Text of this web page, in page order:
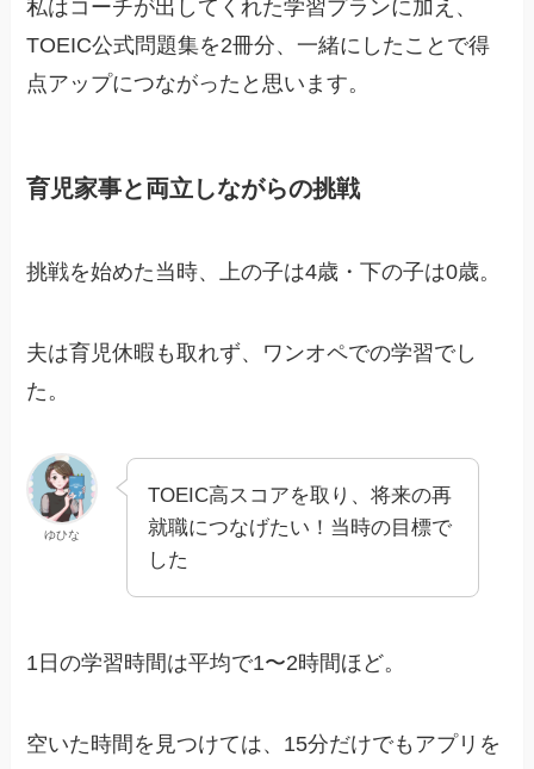
私はコーチが出してくれた学習プランに加え、
TOEIC公式問題集を2冊分、一緒にしたことで得
点アップにつながったと思います。
育児家事と両立しながらの挑戦
挑戦を始めた当時、上の子は4歳・下の子は0歳。
夫は育児休暇も取れず、ワンオペでの学習でし
た。
ゆひな
TOEIC高スコアを取り、将来の再
就職につなげたい！当時の目標で
した
1日の学習時間は平均で1〜2時間ほど。
空いた時間を見つけては、15分だけでもアプリを